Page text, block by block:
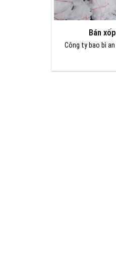
Bán
Công ty bao bì